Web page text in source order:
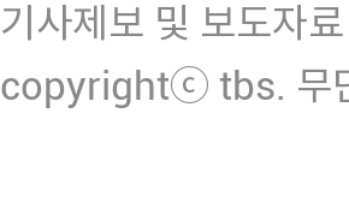
기사제보 및 보도자
copyrightⓒ tbs. 무